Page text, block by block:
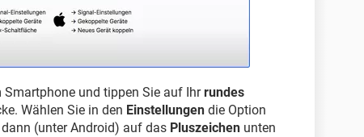
und tippen Sie auf Ihrrundes
Wählen Sie in den Einstellungen die Option
(unter Android) auf das Pluszeichen unten